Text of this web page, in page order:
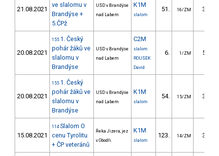
21.08.2021
ve slalomu v
Brandýse +
5.ČPž
USD v Brandýse
nad Labem
K1M
slalom
51. 16/ZM 31.83
20.08.2021
155 1. Český
pohár žáků ve
slalomu v
Brandýse
USD v Brandýse
nad Labem
C2M
slalom
ROUSEK
David
6. 1/ZM 53.23
20.08.2021
155 1. Český
pohár žáků ve
slalomu v
Brandýse
USD v Brandýse
nad Labem
K1M
slalom
54. 15/ZM 35.27
15.08.2021
114 Slalom O
cenu Tyrolitu
+ ČP veteránů
Řeka Jizera, jez
v Obodři.
K1M
slalom
123. 14/ZM 32.98